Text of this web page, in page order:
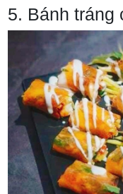
5. Bánh tráng